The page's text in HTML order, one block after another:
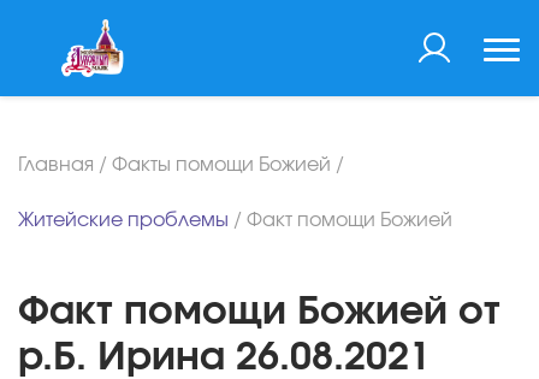
Главная / Факты помощи Божией /
Житейские проблемы / Факт помощи Божией
Факт помощи Божией от
р.Б. Ирина 26.08.2021